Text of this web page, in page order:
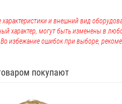
характеристики и внешний вид
характер, могут быть изменены в
Во избежание ошибок при выборе,
покупают